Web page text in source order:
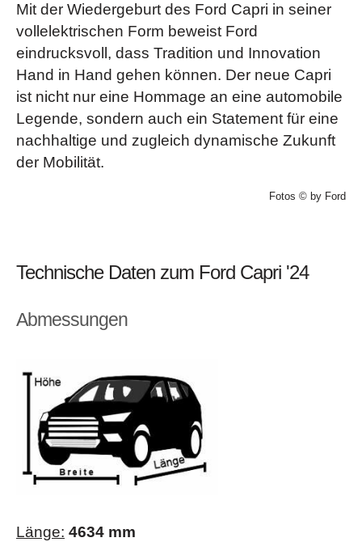
Mit der Wiedergeburt des Ford Capri in seiner
vollelektrischen Form beweist Ford
eindrucksvoll, dass Tradition und Innovation
Hand in Hand gehen können. Der neue Capri
ist nicht nur eine Hommage an eine automobile
Legende, sondern auch ein Statement für eine
nachhaltige und zugleich dynamische Zukunft
der Mobilität.
Fotos © by Ford
Technische Daten zum Ford Capri '24
Abmessungen
Länge: 4634 mm